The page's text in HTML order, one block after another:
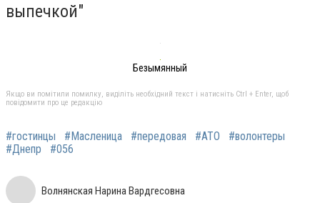
выпечкой"
Безымянный
Якщо ви помітили помилку, виділіть необхідний текст і натисніть Ctrl + Enter, щоб
повідомити про це редакцію
#гостинцы #Масленица #передовая #АТО
#волонтеры
#Днепр
#056
Волнянская Нарина Вардгесовна